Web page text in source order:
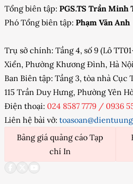
Tổng biên tập: PGS.TS Trần Minh
Phó Tổng biên tập: Phạm Văn Anh
Trụ sở chính: Tầng 4, số 9 (Lô
Xiển, Phường Khương Đình, Hà Nội
Ban Biên tập: Tầng 3, tòa nhà Cục
115 Trần Duy Hưng, Phường Yên
Điện thoại: 024 8587 7779 / 0936
Liên hệ bài vở:
Bảng giá quảng cáo Tạp
chí In